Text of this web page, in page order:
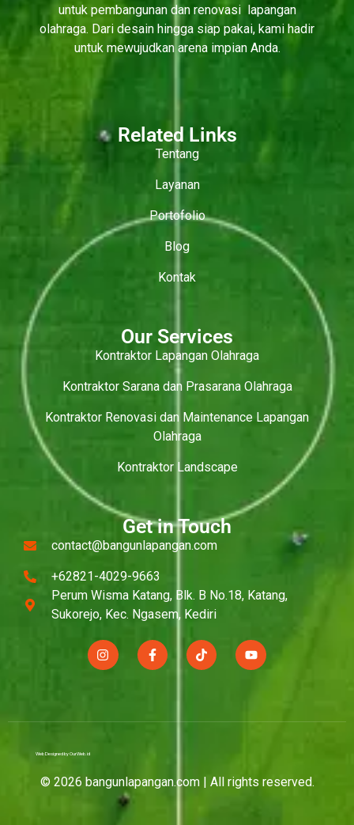
untuk pembangunan dan renovasi lapangan
olahraga. Dari desain hingga siap pakai, kami hadir
untuk mewujudkan arena impian Anda.
Related Links
Tentang
Layanan
Portofolio
Blog
Kontak
Our Services
Kontraktor Lapangan Olahraga
Kontraktor Sarana dan Prasarana Olahraga
Kontraktor Renovasi dan Maintenance Lapangan
Olahraga
Kontraktor Landscape
Get in Touch
contact@bangunlapangan.com
+62821-4029-9663
Perum Wisma Katang, Blk. B No.18, Katang,
Sukorejo, Kec. Ngasem, Kediri
Web Designed by OurWeb.id
© 2026 bangunlapangan.com | All rights reserved.